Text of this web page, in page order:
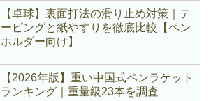
【卓球】裏面打法の滑り止め対策｜テ
ーピングと紙やすりを徹底比較【ペン
ホルダー向け】
【2026年版】重い中国式ペンラケット
ランキング｜重量級23本を調査